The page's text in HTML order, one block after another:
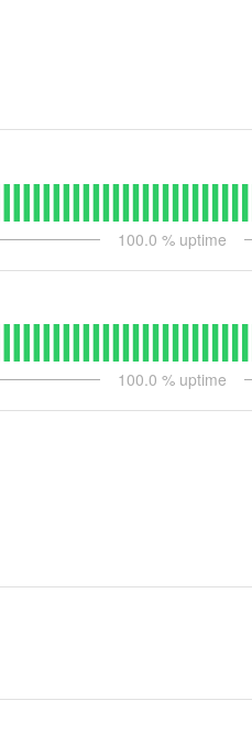
100.0 % uptime
100.0 % uptime